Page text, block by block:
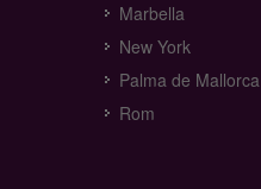
Marbella
New York
Palma de Mallorca
Rom